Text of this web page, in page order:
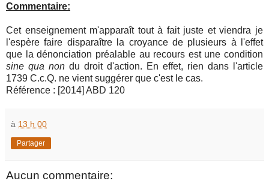
Commentaire:
Cet enseignement m'apparaît tout à fait juste et viendra je
l'espère faire disparaître la croyance de plusieurs à l'effet
que la dénonciation préalable au recours est une condition
sine qua non du droit d'action. En effet, rien dans l'article
1739 C.c.Q. ne vient suggérer que c'est le cas.
Référence : [2014] ABD 120
à 13 h 00
Partager
Aucun commentaire: